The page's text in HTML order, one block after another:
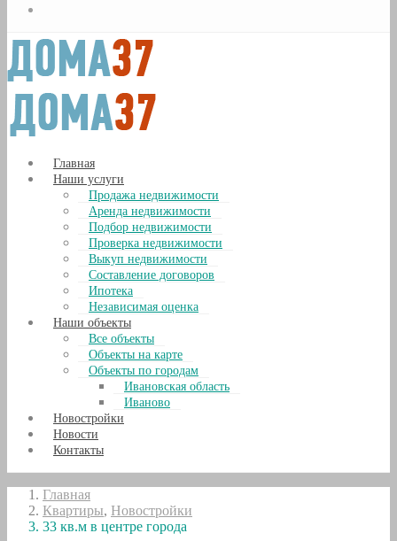
Главная
Наши услуги
Продажа недвижимости
Аренда недвижимости
Подбор недвижимости
Проверка недвижимости
Выкуп недвижимости
Составление договоров
Ипотека
Независимая оценка
Наши объекты
Все объекты
Объекты на карте
Объекты по городам
Ивановская область
Иваново
Новостройки
Новости
Контакты
Главная
Квартиры, Новостройки
33 кв.м в центре города